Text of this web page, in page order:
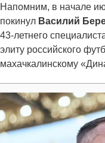
Напомним, в начале
покинул Василий
43‑летнего
элиту российского
махачкалинскому